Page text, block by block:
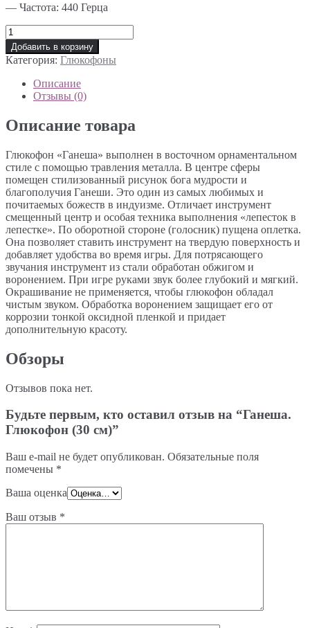
— Частота: 440 Герца
Добавить в корзину
Категория: Глюкофоны
Описание
Отзывы (0)
Описание товара
Глюкофон «Ганеша» выполнен в восточном орнаментальном
стиле с помощью травления металла. В центре сферы
помещен стилизованный рисунок бога мудрости и
благополучия Ганеши. Это один из самых любимых и
почитаемых божеств в индуизме. Отличает инструмент
смещенный центр и особая техника выполнения «лепесток в
лепестке». По оборотной стороне (голосник) пущена оплетка.
Она позволяет ставить инструмент на твердую поверхность и
добавляет удобства во время игры. Для потрясающего
звучания инструмент из стали обработан обжигом и
воронением. При игре руками звук более глубокий и мягкий.
Окрашивание не применяется, чтобы глюкофон обладал
чистым звуком. Обработка воронением защищает его от
коррозии тонкой оксидной пленкой и придает
дополнительную красоту.
Обзоры
Отзывов пока нет.
Будьте первым, кто оставил отзыв на “Ганеша.
Глюкофон (30 см)”
Ваш e-mail не будет опубликован. Обязательные поля
помечены *
Ваша оценка
Ваш отзыв *